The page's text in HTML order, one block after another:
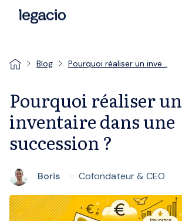
Blog Pourquoi réaliser un inve…
Pourquoi réaliser un
inventaire dans une
succession ?
Boris Cofondateur & CEO